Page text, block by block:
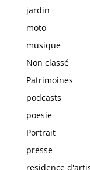
jardin
moto
musique
Non classé
Patrimoines
podcasts
poesie
Portrait
presse
residence